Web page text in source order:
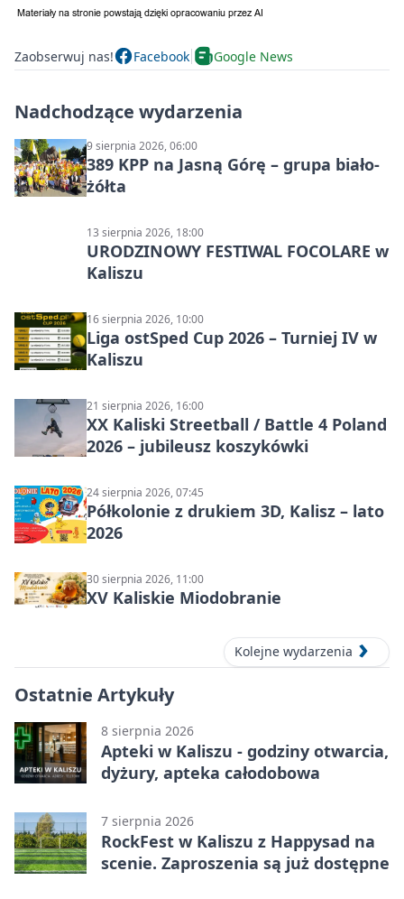
Zaobserwuj nas! Facebook Google News
Nadchodzące wydarzenia
9 sierpnia 2026, 06:00
389 KPP na Jasną Górę – grupa biało-
żółta
13 sierpnia 2026, 18:00
URODZINOWY FESTIWAL FOCOLARE w
Kaliszu
16 sierpnia 2026, 10:00
Liga ostSped Cup 2026 – Turniej IV w
Kaliszu
21 sierpnia 2026, 16:00
XX Kaliski Streetball / Battle 4 Poland
2026 – jubileusz koszykówki
24 sierpnia 2026, 07:45
Półkolonie z drukiem 3D, Kalisz – lato
2026
30 sierpnia 2026, 11:00
XV Kaliskie Miodobranie
Kolejne wydarzenia
Ostatnie Artykuły
8 sierpnia 2026
Apteki w Kaliszu - godziny otwarcia,
dyżury, apteka całodobowa
7 sierpnia 2026
RockFest w Kaliszu z Happysad na
scenie. Zaproszenia są już dostępne